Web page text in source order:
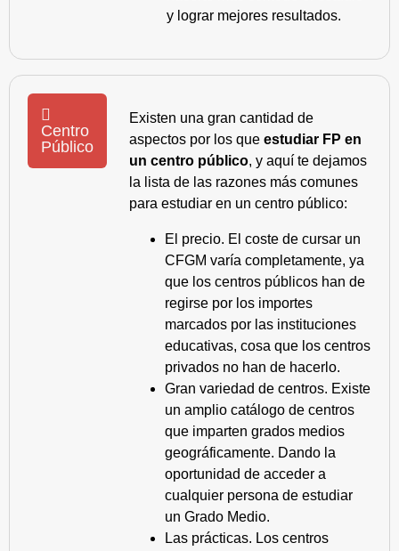
y lograr mejores resultados.
Centro
Público
Existen una gran cantidad de
aspectos por los que estudiar FP en
un centro público, y aquí te dejamos
la lista de las razones más comunes
para estudiar en un centro público:
El precio. El coste de cursar un
CFGM varía completamente, ya
que los centros públicos han de
regirse por los importes
marcados por las instituciones
educativas, cosa que los centros
privados no han de hacerlo.
Gran variedad de centros. Existe
un amplio catálogo de centros
que imparten grados medios
geográficamente. Dando la
oportunidad de acceder a
cualquier persona de estudiar
un Grado Medio.
Las prácticas. Los centros